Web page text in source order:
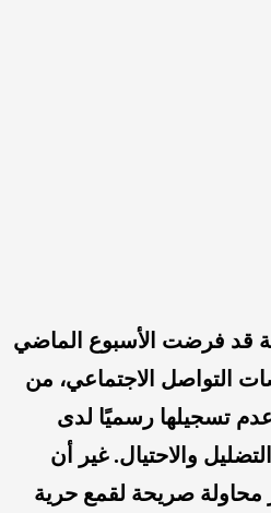
قد فرضت الأسبوع الماضي
التواصل الاجتماعي، من
تسجيلها رسميًا لدى
والاحتيال. غير أن
محاولة صريحة لقمع حرية